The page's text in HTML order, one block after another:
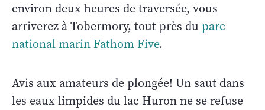
environ deux heures de traversée, vous
arriverez à Tobermory, tout près du parc
national marin Fathom Five.
Avis aux amateurs de plongée! Un saut dans
les eaux limpides du lac Huron ne se refuse